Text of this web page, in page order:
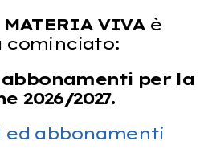
MATERIA VIVAè
cominciato:
per la
2026/2027.
abbonamenti